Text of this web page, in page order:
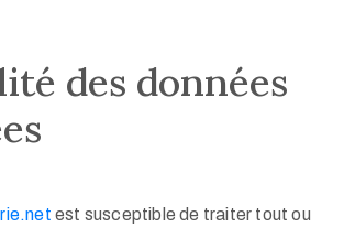
des données
est susceptible de traiter tout ou